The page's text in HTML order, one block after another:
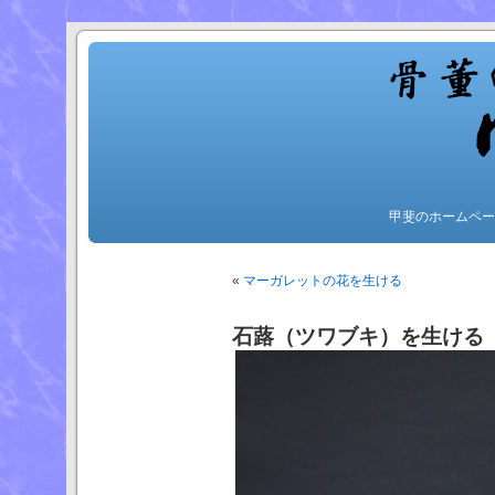
甲斐のホームペ
« マーガレットの花を生ける
石蕗（ツワブキ）を生ける